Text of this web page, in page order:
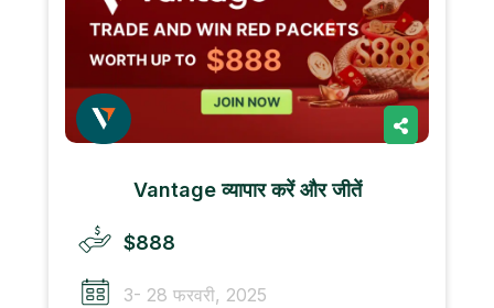
Vantage व्यापार करें और जीतें
$888
3- 28 फरवरी, 2025